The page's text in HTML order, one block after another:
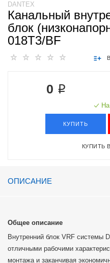
DANTEX
Канальный
блок
018T3/BF
0 ₽
КУПИТЬ
КУПИТЬ
ОПИСАНИЕ
Общее описание
Внутренний блок VRF системы
отличными рабочими
монтажа и заканчивая